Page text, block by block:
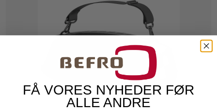
FÅ VORES NYHEDER FØR
ALLE ANDRE